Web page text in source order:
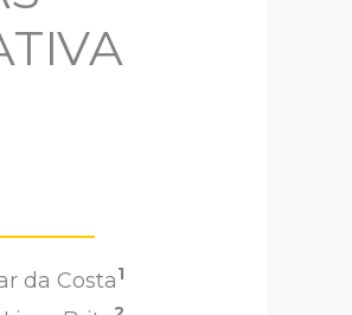
da Costa1